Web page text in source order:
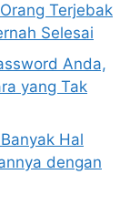
Terjebak
Selesai
Anda,
yang Tak
Hal
dengan